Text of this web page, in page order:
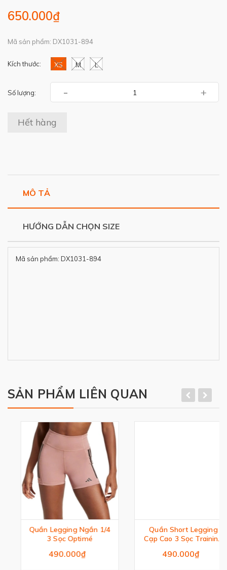
650.000₫
Mã sản phẩm: DX1031-894
Kích thước: XS M L
Số lượng: - +
Hết hàng
MÔ TẢ
HƯỚNG DẪN CHỌN SIZE
Mã sản phẩm: DX1031-894
SẢN PHẨM LIÊN QUAN
Quần Legging Ngắn 1/4
3 Sọc Optimé
490.000₫
Quần Short Legging
Cạp Cao 3 Sọc Training
490.000₫